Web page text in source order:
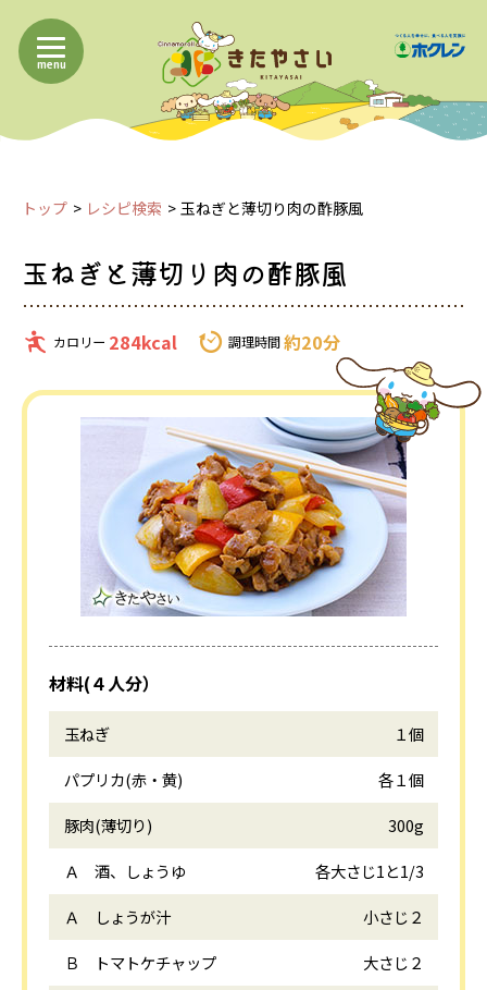
menu
トップ レシピ検索 玉ねぎと薄切り肉の酢豚風
玉ねぎと薄切り肉の酢豚風
カロリー 284kcal 調理時間 約20分
材料(４人分）
玉ねぎ
１個
パプリカ(赤・黄)
各１個
豚肉(薄切り)
300g
Ａ 酒、しょうゆ
各大さじ1と1/3
Ａ しょうが汁
小さじ２
Ｂ トマトケチャップ
大さじ２